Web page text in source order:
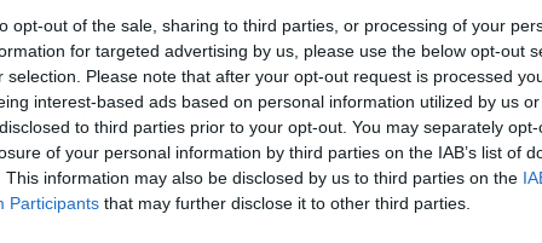
opt-out of the sale, sharing to third parties, or processing of your
for targeted advertising by us, please use the below opt-out
selection. Please note that after your opt-out request is processed
interest-based ads based on personal information utilized by us
to third parties prior to your opt-out. You may separately
of your personal information by third parties on the IAB’s list of
This information may also be disclosed by us to third parties on the
Participants that may further disclose it to other third parties.
a cualquier usuario acceder
series y otros contenidos sin coste.Este
biblioteca, transforma el modo en que se
estándares de calidad de gigantes como
el espectador.